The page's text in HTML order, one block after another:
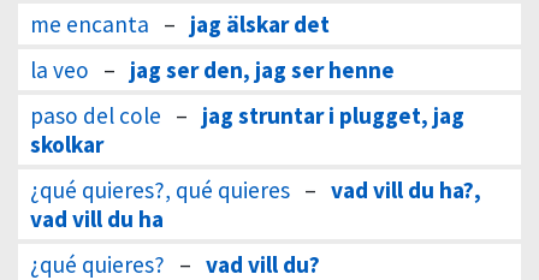
me encanta – jag älskar det
la veo – jag ser den, jag ser henne
paso del cole – jag struntar i plugget, jag
skolkar
¿qué quieres?, qué quieres – vad vill du ha?,
vad vill du ha
¿qué quieres? – vad vill du?